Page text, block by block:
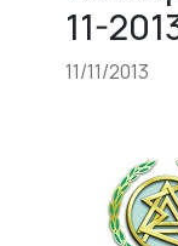
11-
11/11/2013